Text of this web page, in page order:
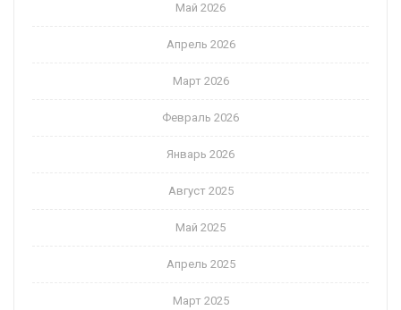
Май 2026
Апрель 2026
Март 2026
Февраль 2026
Январь 2026
Август 2025
Май 2025
Апрель 2025
Март 2025